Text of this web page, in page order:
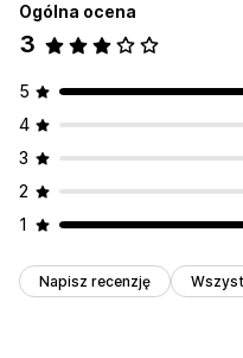
Ogólna ocena
3
5
4
3
2
1
Napisz recenzję